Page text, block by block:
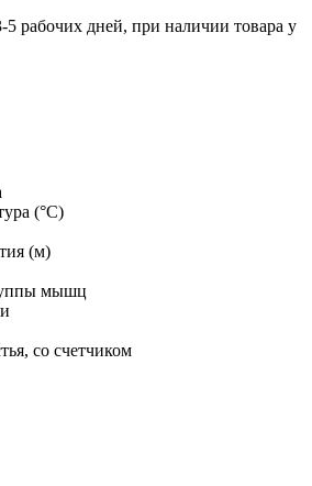
5 рабочих дней, при наличии товара у
(°C)
(м)
мышц
со счетчиком